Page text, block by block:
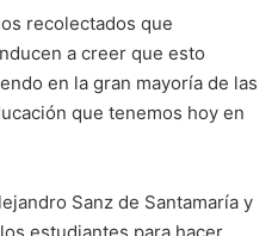
recolectados que
a creer que esto
en la gran mayoría de las
que tenemos hoy en
Sanz de Santamaría y